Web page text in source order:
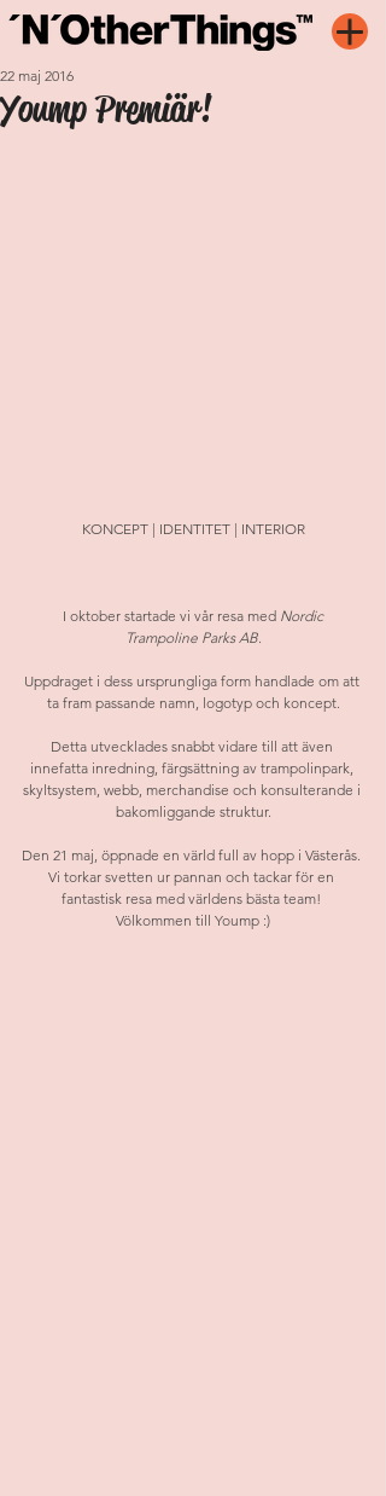
Yoump Premiär!
22 maj 2016
KONCEPT | IDENTITET | INTERIOR
I oktober startade vi vår resa med Nordic
Trampoline Parks AB.
Uppdraget i dess ursprungliga form handlade om att
ta fram passande namn, logotyp och koncept.
Detta utvecklades snabbt vidare till att även
innefatta inredning, färgsättning av trampolinpark,
skyltsystem, webb, merchandise och konsulterande i
bakomliggande struktur.
Den 21 maj, öppnade en värld full av hopp i Västerås.
Vi torkar svetten ur pannan och tackar för en
fantastisk resa med världens bästa team!
Völkommen till Yoump :)